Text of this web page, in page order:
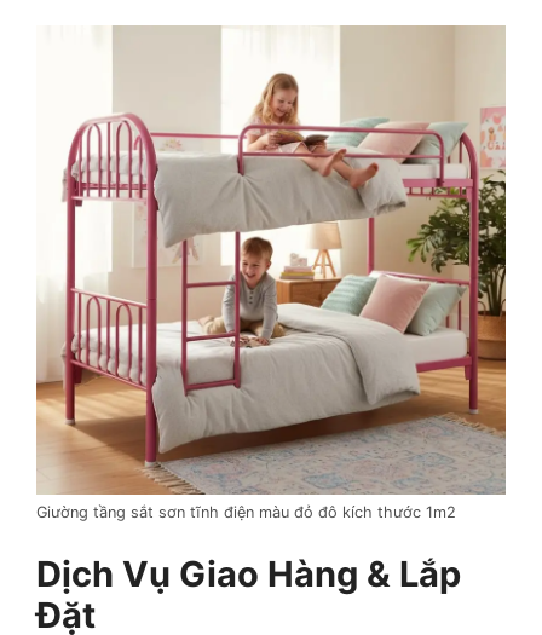
Giường tầng sắt sơn tĩnh điện màu đỏ đô kích thước 1m2
Dịch Vụ Giao Hàng & Lắp
Đặt